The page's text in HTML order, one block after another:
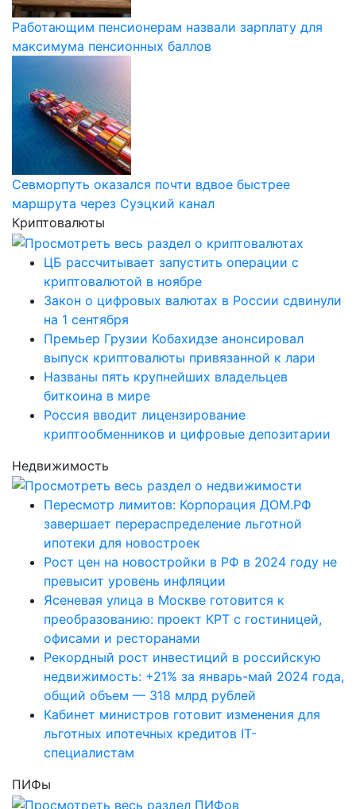
Работающим пенсионерам назвали зарплату для
максимума пенсионных баллов
Севморпуть оказался почти вдвое быстрее
маршрута через Суэцкий канал
Криптовалюты
ЦБ рассчитывает запустить операции с
криптовалютой в ноябре
Закон о цифровых валютах в России сдвинули
на 1 сентября
Премьер Грузии Кобахидзе анонсировал
выпуск криптовалюты привязанной к лари
Названы пять крупнейших владельцев
биткоина в мире
Россия вводит лицензирование
криптообменников и цифровые депозитарии
Недвижимость
Пересмотр лимитов: Корпорация ДОМ.РФ
завершает перераспределение льготной
ипотеки для новостроек
Рост цен на новостройки в РФ в 2024 году не
превысит уровень инфляции
Ясеневая улица в Москве готовится к
преобразованию: проект КРТ с гостиницей,
офисами и ресторанами
Рекордный рост инвестиций в российскую
недвижимость: +21% за январь-май 2024 года,
общий объем — 318 млрд рублей
Кабинет министров готовит изменения для
льготных ипотечных кредитов IT-
специалистам
ПИФы